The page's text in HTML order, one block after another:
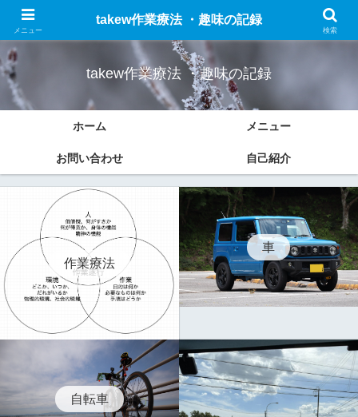
作業療法についての勉強したことのまとめと趣味(車、ドライブ、ブログなど)
takew作業療法 ・趣味の記録
ホーム メニュー
お問い合わせ 自己紹介
作業療法
車
自転車
メニュー
takew作業療法 ・趣味の記録
検索